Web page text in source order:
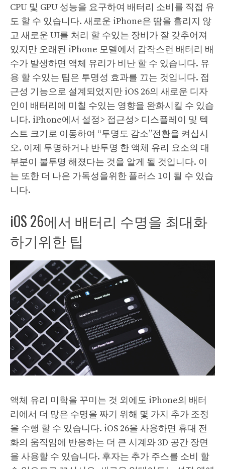
CPU 및 GPU 성능을 요구하여 배터리 소비를 직접 유
도 할 수 있습니다. 새로운 iPhone은 땀을 흘리지 않
고 새로운 UI를 처리 할 수있는 장비가 잘 갖추어져
있지만 오래된 iPhone 모델에서 갑작스런 배터리 배
수가 발생하면 액체 유리가 비난 할 수 있습니다. 유
용 할 수있는 팁은 투명성 효과를 끄는 것입니다. 접
근성 기능으로 설계되었지만 iOS 26의 새로운 디자
인이 배터리에 미칠 수있는 영향을 완화시킬 수 있습
니다. iPhone에서 설정> 접근성> 디스플레이 및 텍
스트 크기로 이동하여 “투명도 감소”전환을 켜십시
오. 이제 투명하거나 반투명 한 액체 유리 요소의 대
부분이 불투명 해졌다는 것을 알게 될 것입니다. 이
는 또한 더 나은 가독성을위한 플러스 1이 될 수 있습
니다.
iOS 26에서 배터리 수명을 최대화
하기위한 팁
액체 유리 미학을 꾸미는 것 외에도 iPhone의 배터
리에서 더 많은 수명을 짜기 위해 몇 가지 추가 조정
을 수행 할 수 있습니다. iOS 26을 사용하면 휴대 전
화의 움직임에 반응하는 더 큰 시계와 3D 공간 장면
을 사용할 수 있습니다. 후자는 추가 주스를 소비 할